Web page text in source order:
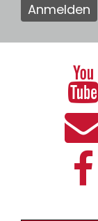
Anmelden